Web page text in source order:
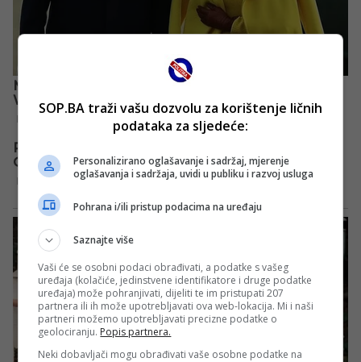
SOP.BA traži vašu dozvolu za korištenje ličnih
podataka za sljedeće:
Personalizirano oglašavanje i sadržaj, mjerenje
oglašavanja i sadržaja, uvidi u publiku i razvoj usluga
Pohrana i/ili pristup podacima na uređaju
Saznajte više
Vaši će se osobni podaci obrađivati, a podatke s vašeg
uređaja (kolačiće, jedinstvene identifikatore i druge podatke
uređaja) može pohranjivati, dijeliti te im pristupati 207
partnera ili ih može upotrebljavati ova web-lokacija. Mi i naši
partneri možemo upotrebljavati precizne podatke o
geolociranju. Popis partnera.
Neki dobavljači mogu obrađivati vaše osobne podatke na